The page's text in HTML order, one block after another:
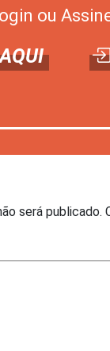
ou
será publicado.